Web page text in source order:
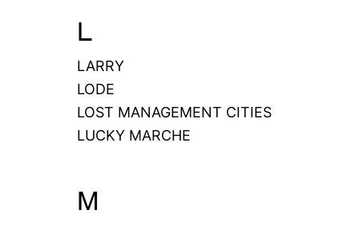
L
LARRY
LODE
LOST MANAGEMENT CITIES
LUCKY MARCHE
M